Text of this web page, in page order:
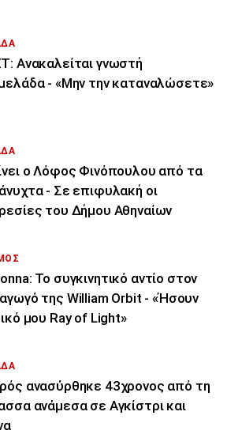
Ανακαλείται γνωστή
- «Μην την καταναλώσετε»
ο Λόφος Φινόπουλου από τα
- Σε επιφυλακή οι
του Δήμου Αθηναίων
Το συγκινητικό αντίο στον
της William Orbit - «Ήσουν
μου Ray of Light»
ανασύρθηκε 43χρονος από τη
ανάμεσα σε Αγκίστρι και